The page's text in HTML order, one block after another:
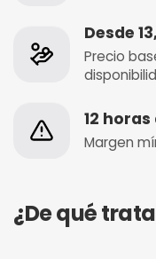
Desde
Precio
12
Margen
¿De qué